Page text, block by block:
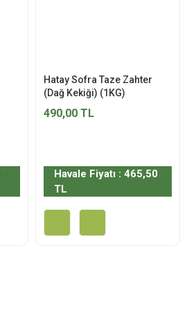
Hatay Sofra Taze Zahter
(Dağ Kekiği) (1KG)
490,00 TL
Havale Fiyatı : 465,50
TL